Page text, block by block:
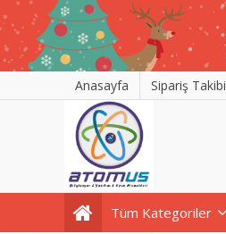
Anasayfa Sipariş Takibi
Tüm Kategoriler